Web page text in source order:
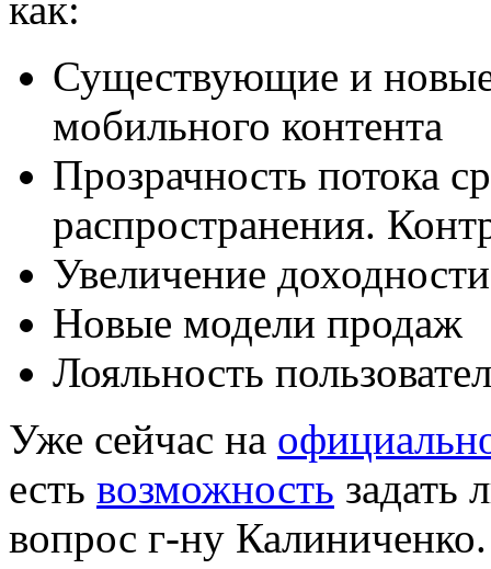
Существующие и
мобильного контента
Прозрачность потока
распространения.
Увеличение доходности
Новые модели продаж
Лояльность
Уже сейчас на
есть возможность задать
вопрос г-ну Калиниченко.